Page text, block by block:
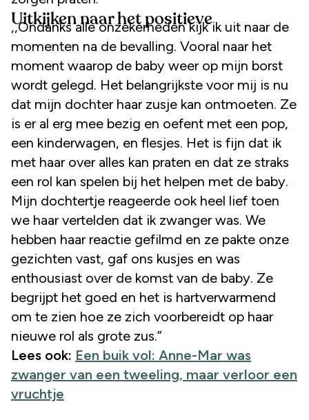
Uitkijken naar het positieve
,,Ondanks alle onzekerheden kijk ik uit naar de
momenten na de bevalling. Vooral naar het
moment waarop de baby weer op mijn borst
wordt gelegd. Het belangrijkste voor mij is nu
dat mijn dochter haar zusje kan ontmoeten. Ze
is er al erg mee bezig en oefent met een pop,
een kinderwagen, en flesjes. Het is fijn dat ik
met haar over alles kan praten en dat ze straks
een rol kan spelen bij het helpen met de baby.
Mijn dochtertje reageerde ook heel lief toen
we haar vertelden dat ik zwanger was. We
hebben haar reactie gefilmd en ze pakte onze
gezichten vast, gaf ons kusjes en was
enthousiast over de komst van de baby. Ze
begrijpt het goed en het is hartverwarmend
om te zien hoe ze zich voorbereidt op haar
nieuwe rol als grote zus.”
Lees ook: Een buik vol: Anne-Mar was
zwanger van een tweeling, maar verloor een
vruchtje